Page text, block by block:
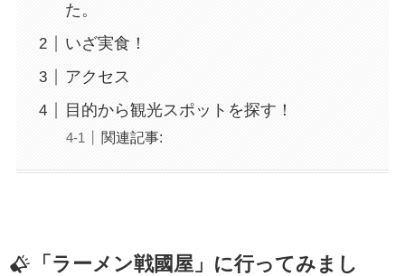
た。
いざ実食！
アクセス
目的から観光スポットを探す！
関連記事:
「ラーメン戦國屋」に行ってみまし